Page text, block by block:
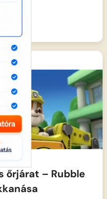
őrjárat – Rubble